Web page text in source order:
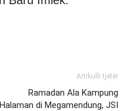
Artikulli tjetër
Ramadan Ala Kampung
Halaman di Megamendung, JSI